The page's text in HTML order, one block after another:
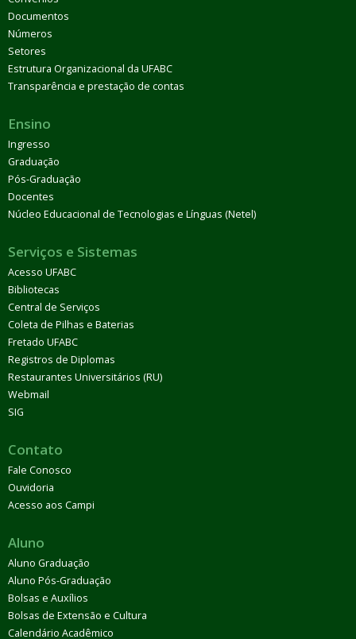
Documentos
Números
Setores
Estrutura Organizacional da UFABC
Transparência e prestação de contas
Ensino
Ingresso
Graduação
Pós-Graduação
Docentes
Núcleo Educacional de Tecnologias e Línguas (Netel)
Serviços e Sistemas
Acesso UFABC
Bibliotecas
Central de Serviços
Coleta de Pilhas e Baterias
Fretado UFABC
Registros de Diplomas
Restaurantes Universitários (RU)
Webmail
SIG
Contato
Fale Conosco
Ouvidoria
Acesso aos Campi
Aluno
Aluno Graduação
Aluno Pós-Graduação
Bolsas e Auxílios
Bolsas de Extensão e Cultura
Calendário Acadêmico